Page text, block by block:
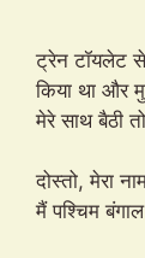
ट्रेन टॉयलेट
किया था और
मेरे साथ बैठी
दोस्तो, मेरा
मैं पश्चिम